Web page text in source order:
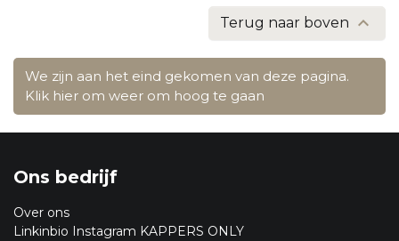
Terug naar boven 
We zijn aan het eind gekomen van deze pagina.
Klik hier om weer om hoog te gaan
Ons bedrijf
Over ons
Linkinbio Instagram KAPPERS ONLY